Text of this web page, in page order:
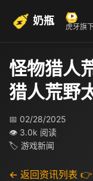
奶瓶 虎牙旗
怪物猎人
猎人荒野
📅 02/28/2025
👁 3.0k 阅读
🏷 游戏新闻
← 返回资讯列表 👉